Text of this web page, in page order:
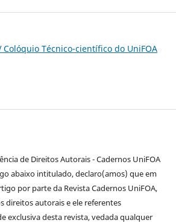
Colóquio Técnico-científico do UniFOA
de Direitos Autorais - Cadernos UniFOA
abaixo intitulado, declaro(amos) que em
por parte da Revista Cadernos UniFOA,
direitos autorais e ele referentes
exclusiva desta revista, vedada qualquer